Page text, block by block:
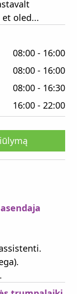
oled...
08:00 - 16:00
08:00 - 16:00
08:00 - 16:30
16:00 - 22:00